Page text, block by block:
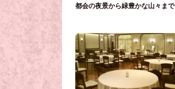
都会の夜景から緑豊かな山々まで